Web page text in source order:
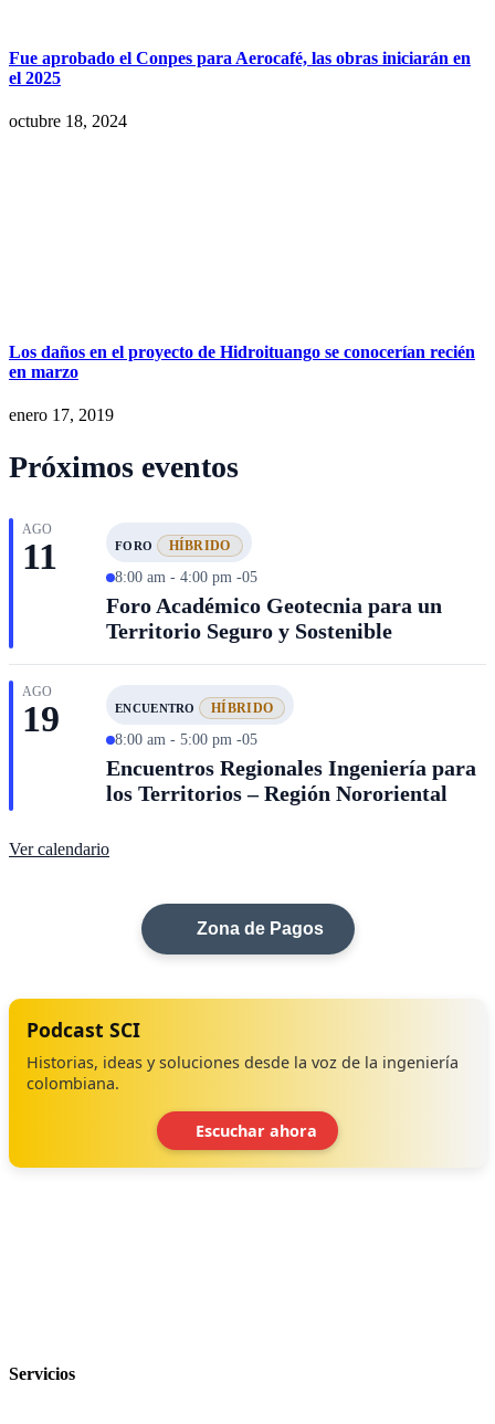
Fue aprobado el Conpes para Aerocafé, las obras iniciarán en
el 2025
octubre 18, 2024
Los daños en el proyecto de Hidroituango se conocerían recién
en marzo
enero 17, 2019
Próximos eventos
AGO
11 FORO HÍBRIDO
8:00 am - 4:00 pm -05
Foro Académico Geotecnia para un
Territorio Seguro y Sostenible
AGO
19 ENCUENTRO HÍBRIDO
8:00 am - 5:00 pm -05
Encuentros Regionales Ingeniería para
los Territorios – Región Nororiental
Ver calendario
Zona de Pagos
Podcast SCI
Historias, ideas y soluciones desde la voz de la ingeniería
colombiana.
Escuchar ahora
Servicios